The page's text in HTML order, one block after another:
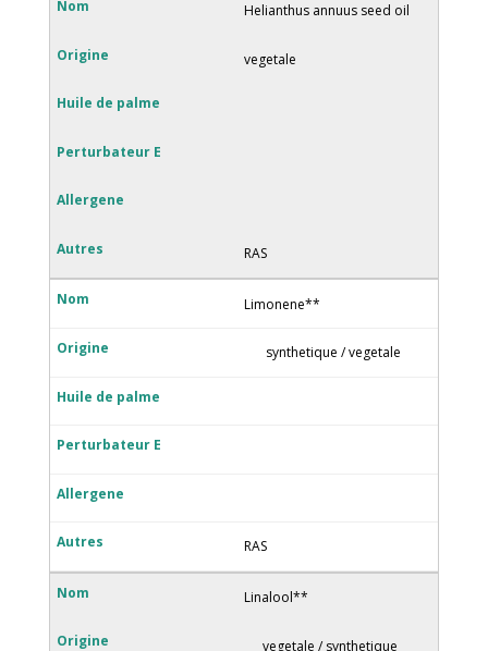
Helianthus annuus seed oil
vegetale
RAS
Limonene**
synthetique / vegetale
RAS
Linalool**
vegetale / synthetique